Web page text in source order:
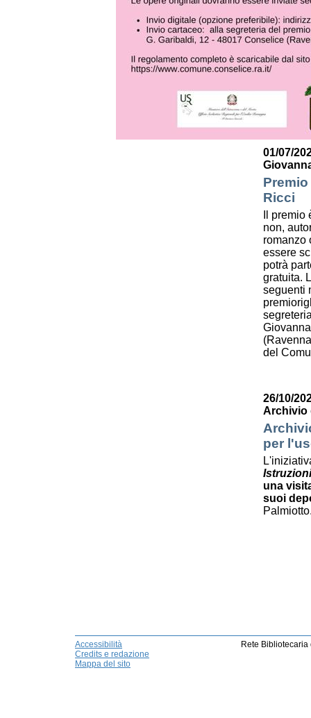
01/07/
Ricci
Il
non,
romanzo
essere
potrà
gratuita.
seguenti
del
26/10/
Archivio
per
una
suoi
Accessibilità
Credits e redazione
Mappa del sito
Rete